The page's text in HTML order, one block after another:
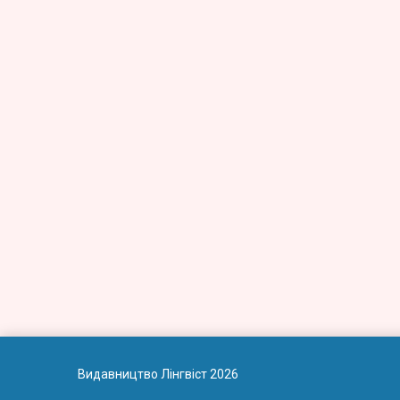
Видавництво Лінгвіст 2026